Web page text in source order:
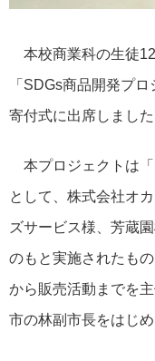
本校商業科の生徒
「SDGs商品開発プ
寄付式に出席しました
本プロジェクトは「
として、株式会社オ
ズサービス様、芳蔵
のもと実施されたも
から販売活動までを
市の林副市長をはじ